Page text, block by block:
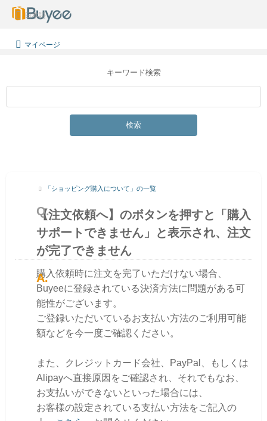
日本語
マイページ
キーワード検索
検索
「ショッピング購入について」の一覧
【注文依頼へ】のボタンを押すと「購入
サポートできません」と表示され、注文
が完了できません
購入依頼時に注文を完了いただけない場合、
Buyeeに登録されている決済方法に問題がある可
能性がございます。
ご登録いただいているお支払い方法のご利用可能
額などを今一度ご確認ください。
また、クレジットカード会社、PayPal、もしくは
Alipayへ直接原因をご確認され、それでもなお、
お支払いができないといった場合には、
お客様の設定されている支払い方法をご記入の